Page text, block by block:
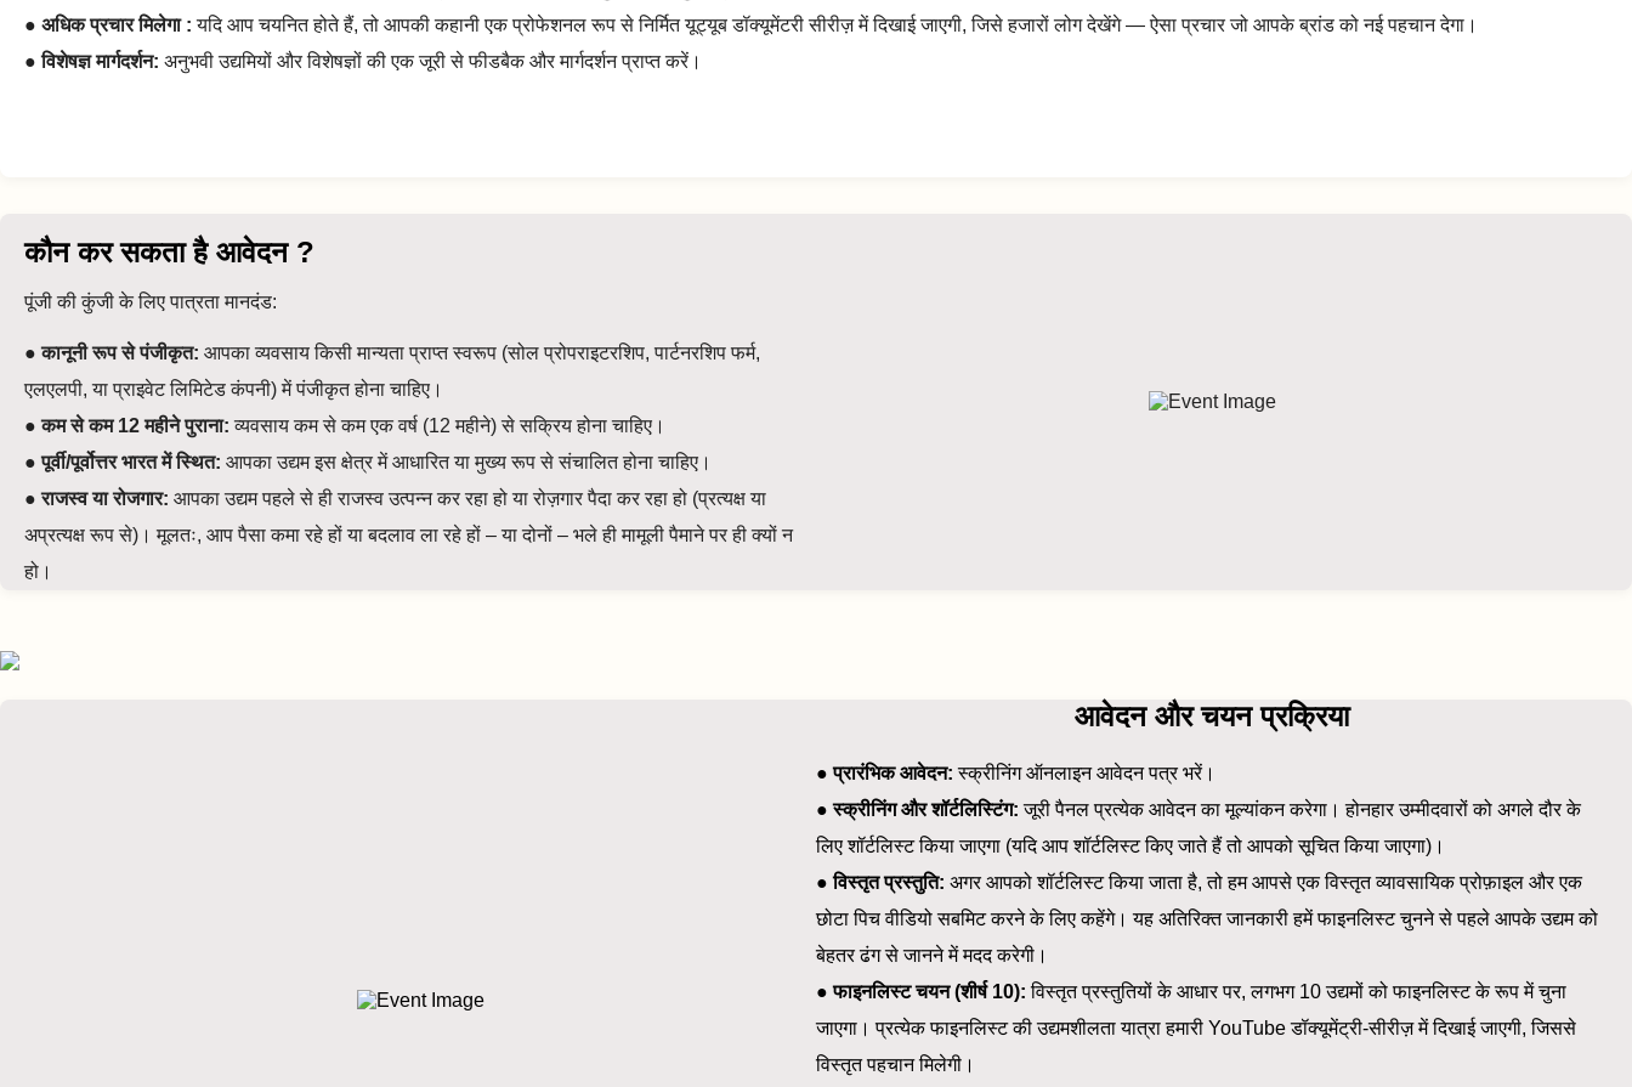
● अधिक प्रचार मिलेगा :यदि आप चयनित होते हैं, तो आपकी कहानी एक प्रोफेशनल रूप से निर्मित यूट्यूब डॉक्यूमेंटरी सीरीज़ में दिखाई जाएगी, जिसे हजारों लोग देखेंगे — ऐसा प्रचार जो आपके ब्रांड को नई पहचान देगा।
●विशेषज्ञ मार्गदर्शन: अनुभवी उद्यमियों और विशेषज्ञों की एक जूरी से फीडबैक और मार्गदर्शन प्राप्त करें।
कौन कर सकता है आवेदन ?
पूंजी की कुंजी के लिए पात्रता मानदंड:
●कानूनी रूप से पंजीकृत: आपका व्यवसाय किसी मान्यता प्राप्त स्वरूप (सोल प्रोपराइटरशिप, पार्टनरशिप फर्म,
एलएलपी, या प्राइवेट लिमिटेड कंपनी) में पंजीकृत होना चाहिए।
●कम से कम 12 महीने पुराना: व्यवसाय कम से कम एक वर्ष (12 महीने) से सक्रिय होना चाहिए।
●पूर्वी/पूर्वोत्तर भारत में स्थित: आपका उद्यम इस क्षेत्र में आधारित या मुख्य रूप से संचालित होना चाहिए।
●राजस्व या रोजगार: आपका उद्यम पहले से ही राजस्व उत्पन्न कर रहा हो या रोज़गार पैदा कर रहा हो (प्रत्यक्ष या
अप्रत्यक्ष रूप से)। मूलतः, आप पैसा कमा रहे हों या बदलाव ला रहे हों – या दोनों – भले ही मामूली पैमाने पर ही क्यों न
हो।
आवेदन और चयन प्रक्रिया
●प्रारंभिक आवेदन:स्क्रीनिंग ऑनलाइन आवेदन पत्र भरें।
●स्क्रीनिंग और शॉर्टलिस्टिंग: जूरी पैनल प्रत्येक आवेदन का मूल्यांकन करेगा। होनहार उम्मीदवारों को अगले दौर के
लिए शॉर्टलिस्ट किया जाएगा (यदि आप शॉर्टलिस्ट किए जाते हैं तो आपको सूचित किया जाएगा)।
●विस्तृत प्रस्तुति: अगर आपको शॉर्टलिस्ट किया जाता है, तो हम आपसे एक विस्तृत व्यावसायिक प्रोफ़ाइल और एक
छोटा पिच वीडियो सबमिट करने के लिए कहेंगे। यह अतिरिक्त जानकारी हमें फाइनलिस्ट चुनने से पहले आपके उद्यम को
बेहतर ढंग से जानने में मदद करेगी।
●फाइनलिस्ट चयन (शीर्ष 10): विस्तृत प्रस्तुतियों के आधार पर, लगभग 10 उद्यमों को फाइनलिस्ट के रूप में चुना
जाएगा। प्रत्येक फाइनलिस्ट की उद्यमशीलता यात्रा हमारी YouTube डॉक्यूमेंट्री-सीरीज़ में दिखाई जाएगी, जिससे
विस्तृत पहचान मिलेगी।